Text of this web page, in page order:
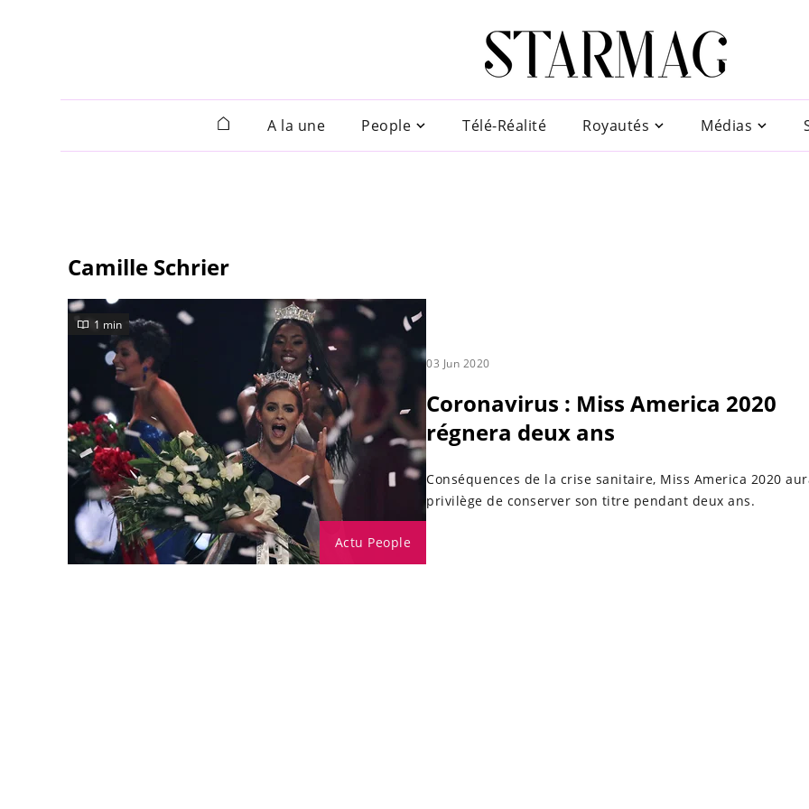
A la une People Télé-Réalité Royautés Médias
Camille Schrier
Actu People
1 min
03 Jun 2020
Coronavirus : Miss America 2020
régnera deux ans
Conséquences de la crise sanitaire, Miss America 2020
privilège de conserver son titre pendant deux ans.